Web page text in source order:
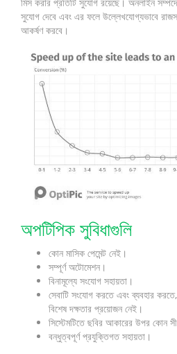
সুযোগ দেবে এবং এর ফলে উল্লেখযোগ্যভাবে
আকর্ষণ করবে।
অপটিপিক সুবিধাগুলি
কোন মাসিক পেমেন্ট নেই।
সম্পূর্ণ অটোমেশন।
বিনামূল্যে সংযোগ সহায়তা।
সেবাটি সংযোগ করতে এবং ব্যবহার
বিশেষ দক্ষতার প্রয়োজন নেই।
সিস্টেমটিতে ছবির আকারের উপর কোন
বন্ধুত্বপূর্ণ প্রযুক্তিগত সহায়তা।